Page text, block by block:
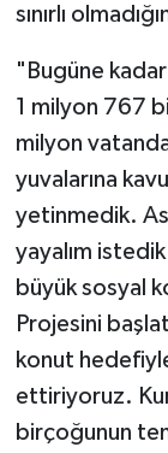
sınırlı
"Bugüne
1 milyon 767
milyon
yuvalarına
yetinmedik.
yayalım
büyük sosyal
Projesini
konut
ettiriyoruz.
birçoğunun